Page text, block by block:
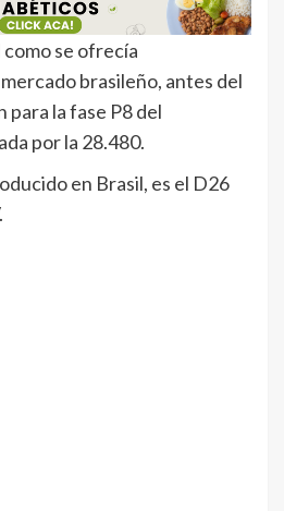
se ofrecía
brasileño, antes del
para la fase P8 del
por la 28.480.
en Brasil, es el D26